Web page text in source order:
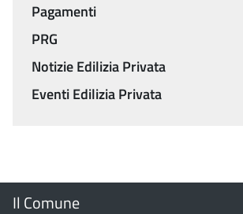
Pagamenti
PRG
Notizie Edilizia Privata
Eventi Edilizia Privata
Menu
Il Comune